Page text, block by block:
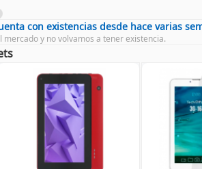
con existencias desde hace varias
y no volvamos a tener existencia.